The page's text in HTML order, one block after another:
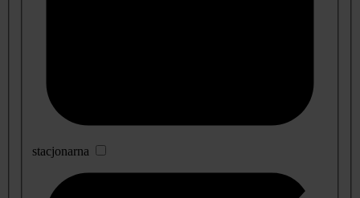
stacjonarna